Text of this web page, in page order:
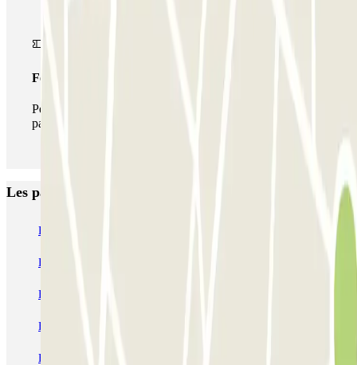
Forfait illimité
Pendant votre séjour, vous pouvez entrer et sortir du
parking aussi souvent que vous le souhaitez.
Les parkings les mieux notés à Toulouse
Boxx'in Aéroport Toulouse - Self - Couvert
Boxx'in Aéroport Toulouse - Couvert - Valet
ECTOR - Service Voiturier - Extérieur - Aéroport Toulouse
Blue Valet - Aéroport de Toulouse Blagnac (TLS) - Exterieur
EASYPARK31 - Aéroport de Toulouse - Service Voiturier